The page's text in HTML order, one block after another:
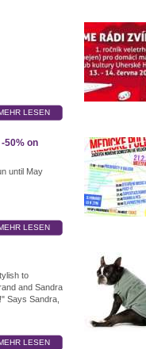
LESEN
50% on
until May
LESEN
to
and Sandra
Says Sandra,
LESEN